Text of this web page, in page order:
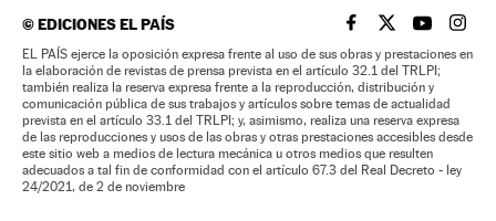
©EDICIONES EL PAÍS EL PAÍS BRASIL EN
EL PAÍSEL PAÍS
EL
EL PAÍS ejerce la oposición expresa frente al uso de sus obras y prestaciones en
la elaboración de revistas de prensa prevista en el artículo 32.1 del TRLPI;
también realiza la reserva expresa frente a la reproducción, distribución y
comunicación pública de sus trabajos y artículos sobre temas de actualidad
prevista en el artículo 33.1 del TRLPI; y, asimismo, realiza una reserva expresa
de las reproducciones y usos de las obras y otras prestaciones accesibles desde
este sitio web a medios de lectura mecánica u otros medios que resulten
adecuados a tal fin de conformidad con el artículo 67.3 del Real Decreto - ley
24/2021, de 2 de noviembre